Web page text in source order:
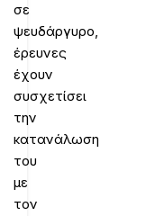
σε
ψευδάργυρο,
έρευνες
έχουν
συσχετίσει
την
κατανάλωση
του
με
τον